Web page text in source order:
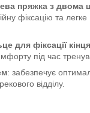
пряжка з двома
фіксацію та легке
для фіксації
під час
: забезпечує
відділу.